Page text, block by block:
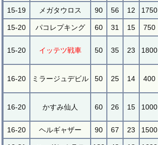
15-19 メガタウロス 90 56 12 1750
15-20 パコレプキング 60 31 15 750
15-20 イッテツ戦車 50 35 23 1800
16-20 ミラージュデビル 50 25 14 400
16-20 かすみ仙人 60 26 15 1000
16-20 ヘルギャザー 90 67 23 1500